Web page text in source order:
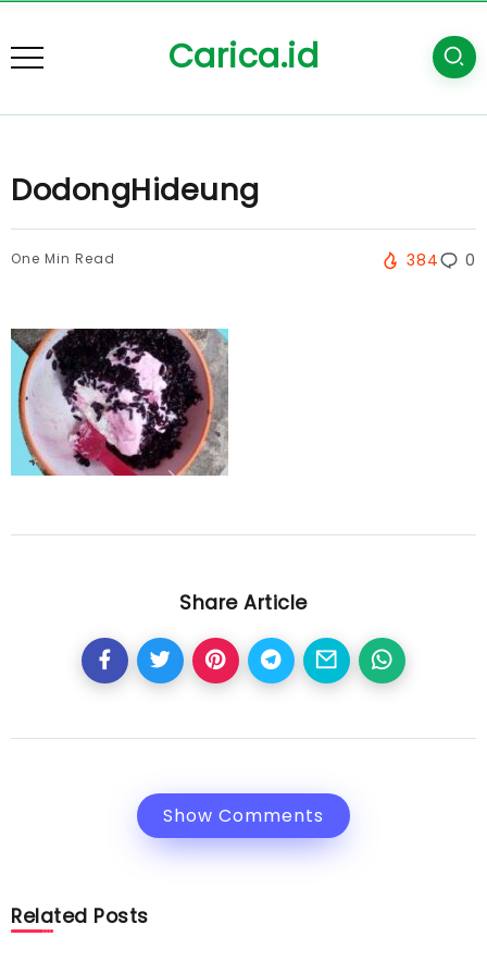
Carica.id
DodongHideung
One Min Read 384 0
Share Article
Show Comments
Related Posts